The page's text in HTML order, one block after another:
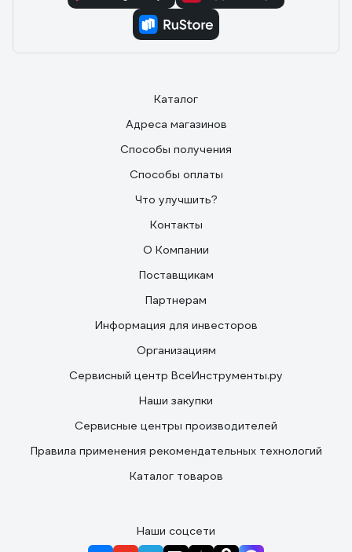
Каталог
Адреса магазинов
Способы получения
Способы оплаты
Что улучшить?
Контакты
О Компании
Поставщикам
Партнерам
Информация для инвесторов
Организациям
Сервисный центр ВсеИнструменты.ру
Наши закупки
Сервисные центры производителей
Правила применения рекомендательных технологий
Каталог товаров
Наши соцсети